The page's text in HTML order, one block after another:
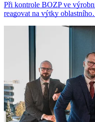
Při kontrole BOZP ve
reagovat na výtky